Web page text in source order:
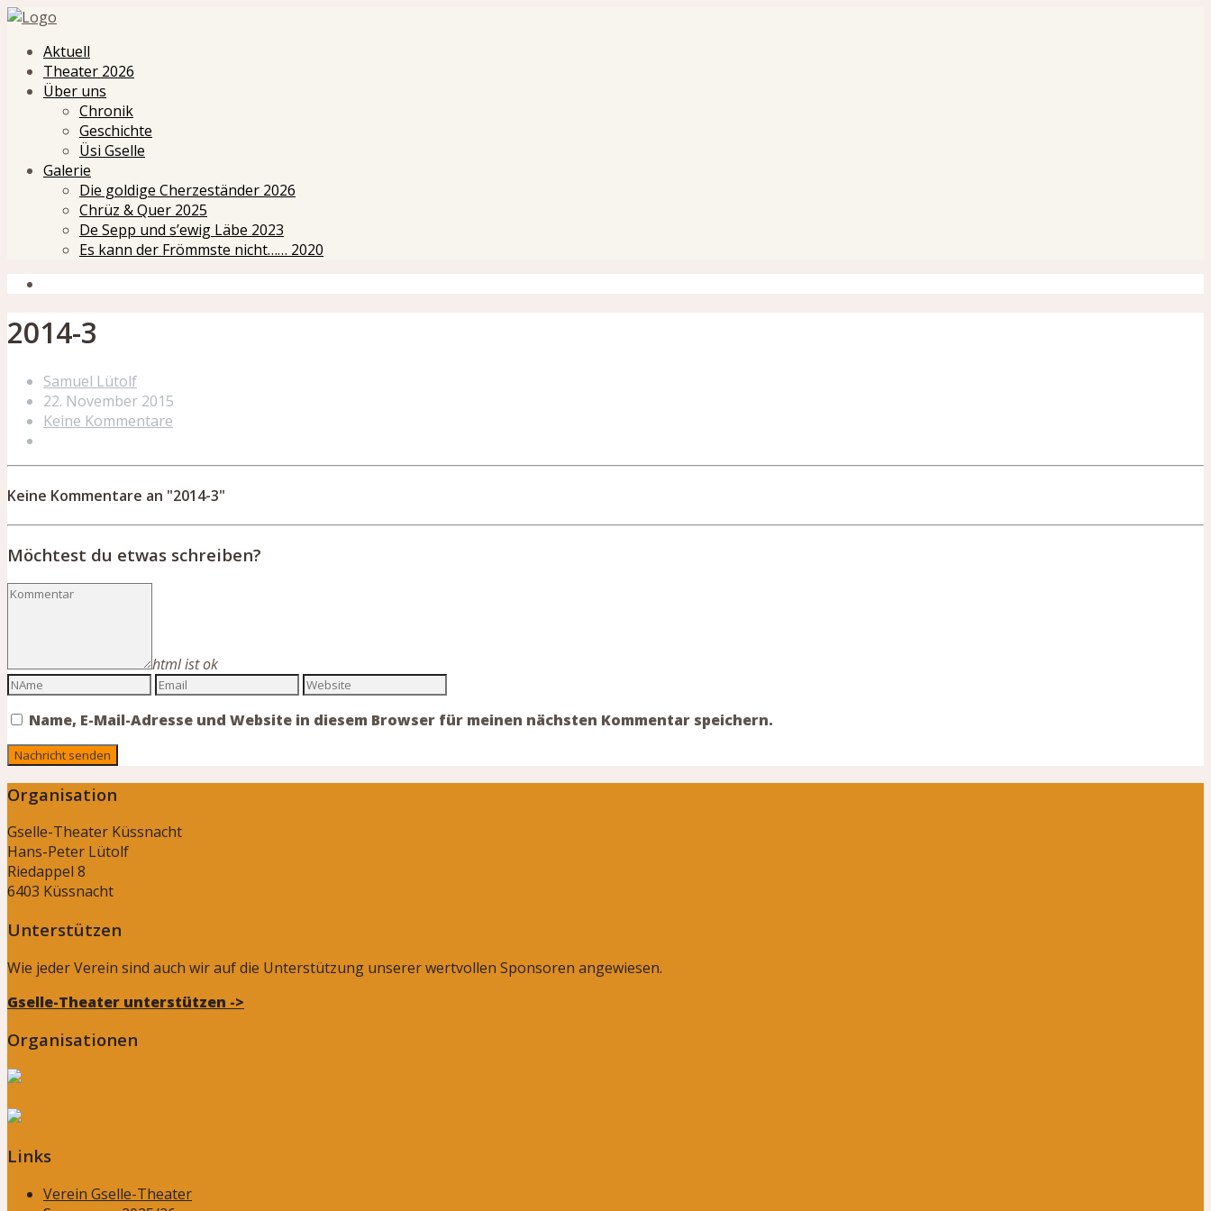
Aktuell
Theater 2026
Über uns
Chronik
Geschichte
Üsi Gselle
Galerie
Die goldige Cherzeständer 2026
Chrüz & Quer 2025
De Sepp und s’ewig Läbe 2023
Es kann der Frömmste nicht…… 2020
2014-3
Samuel Lütolf
22. November 2015
Keine Kommentare
Keine Kommentare an "2014-3"
Möchtest du etwas schreiben?
html ist ok
Name, E-Mail-Adresse und Website in diesem Browser für meinen nächsten Kommentar speichern.
Organisation
Gselle-Theater Küssnacht
Hans-Peter Lütolf
Riedappel 8
6403 Küssnacht
Unterstützen
Wie jeder Verein sind auch wir auf die Unterstützung unserer wertvollen Sponsoren angewiesen.
Gselle-Theater unterstützen ->
Organisationen
Links
Verein Gselle-Theater